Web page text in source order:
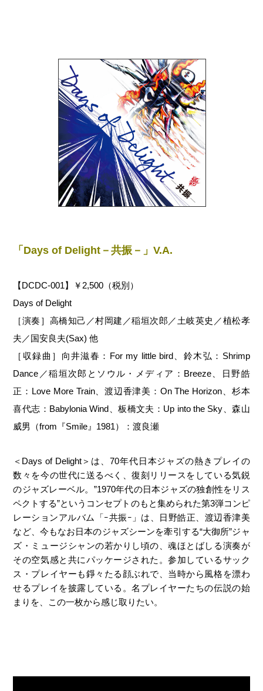
「Days of Delight－共振－」V.A.
【DCDC-001】￥2,500（税別）
Days of Delight
［演奏］高橋知己／村岡建／稲垣次郎／土岐英史／植松孝
夫／国安良夫(Sax) 他
［収録曲］向井滋春：For my little bird、鈴木弘：Shrimp
Dance／稲垣次郎とソウル・メディア：Breeze、日野皓
正：Love More Train、渡辺香津美：On The Horizon、杉本
喜代志：Babylonia Wind、板橋文夫：Up into the Sky、森山
威男（from『Smile』1981）：渡良瀬
＜Days of Delight＞は、70年代日本ジャズの熱きプレイの
数々を今の世代に送るべく、復刻リリースをしている気鋭
のジャズレーベル。”1970年代の日本ジャズの独創性をリス
ペクトする”というコンセプトのもと集められた第3弾コンピ
レーションアルバム「ｰ共振ｰ」は、日野皓正、渡辺香津美
など、今もなお日本のジャズシーンを牽引する“大御所”ジャ
ズ・ミュージシャンの若かりし頃の、魂ほとばしる演奏が
その空気感と共にパッケージされた。参加しているサック
ス・プレイヤーも錚々たる顔ぶれで、当時から風格を漂わ
せるプレイを披露している。名プレイヤーたちの伝説の始
まりを、この一枚から感じ取りたい。